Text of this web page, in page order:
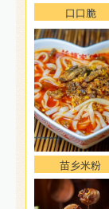
口口脆
苗乡米粉